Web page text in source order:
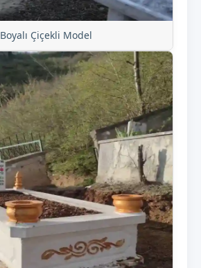
Boyalı Çiçekli Model